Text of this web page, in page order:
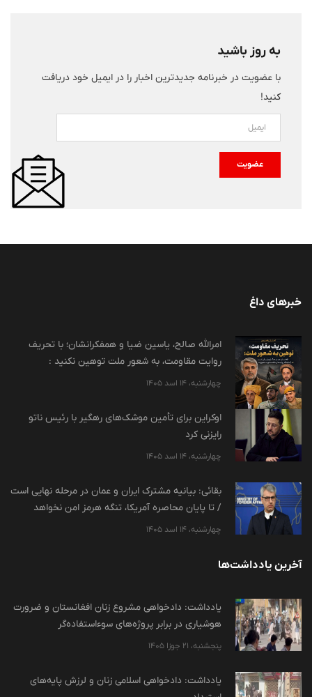
به روز باشید
با عضویت در خبرنامه جدیدترین اخبار را در ایمیل خود دریافت
کنید!
عضویت
خبرهای داغ
امرالله صالح، یاسین ضیا و همفکرانشان؛ با تحریف
روایت مقاومت، به شعور ملت توهین نکنید :
چهارشنبه، 14 اسد 1405
اوکراین برای تأمین موشک‌های رهگیر با رئیس ناتو
رایزنی کرد
چهارشنبه، 14 اسد 1405
بقائی: بیانیه مشترک ایران و عمان در مرحله نهایی است
/ تا پایان محاصره آمریکا، تنگه هرمز امن نخواهد
چهارشنبه، 14 اسد 1405
آخرین یادداشت‌ها
یادداشت: دادخواهی مشروع زنان افغانستان و ضرورت
هوشیاری در برابر پروژه‌های سوءاستفاده‌گر
پنجشنبه، 21 جوزا 1405
یادداشت: دادخواهی اسلامی زنان و لرزش پایه‌های